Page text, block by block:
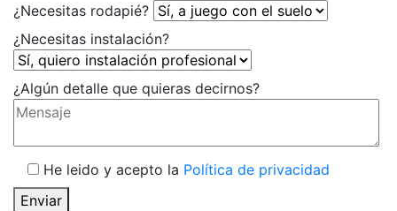
¿Necesitas rodapié?
¿Necesitas instalación?
¿Algún detalle que quieras decirnos?
He leido y acepto la Política de privacidad
Enviar